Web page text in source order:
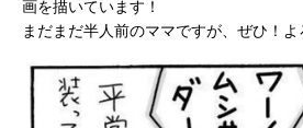
画を描いています！
まだまだ半人前のママですが、ぜひ！